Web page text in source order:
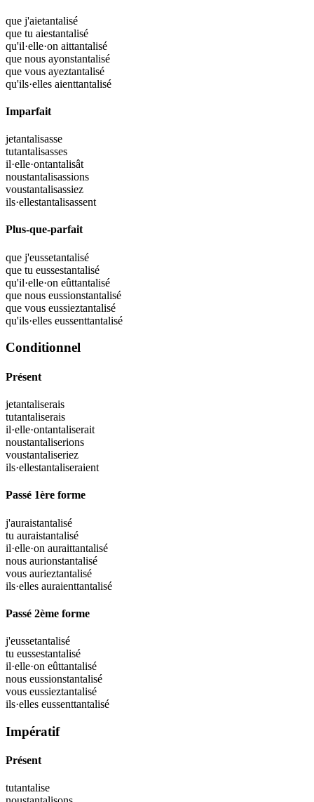
que j'aietantalisé
que tu aiestantalisé
qu'il·elle·on aittantalisé
que nous ayonstantalisé
que vous ayeztantalisé
qu'ils·elles aienttantalisé
Imparfait
jetantalisasse
tutantalisasses
il·elle·ontantalisât
noustantalisassions
voustantalisassiez
ils·ellestantalisassent
Plus-que-parfait
que j'eussetantalisé
que tu eussestantalisé
qu'il·elle·on eûttantalisé
que nous eussionstantalisé
que vous eussieztantalisé
qu'ils·elles eussenttantalisé
Conditionnel
Présent
jetantaliserais
tutantaliserais
il·elle·ontantaliserait
noustantaliserions
voustantaliseriez
ils·ellestantaliseraient
Passé 1ère forme
j'auraistantalisé
tu auraistantalisé
il·elle·on auraittantalisé
nous aurionstantalisé
vous aurieztantalisé
ils·elles auraienttantalisé
Passé 2ème forme
j'eussetantalisé
tu eussestantalisé
il·elle·on eûttantalisé
nous eussionstantalisé
vous eussieztantalisé
ils·elles eussenttantalisé
Impératif
Présent
tutantalise